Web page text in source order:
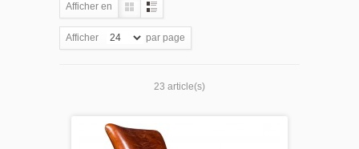
Afficher en
Afficher par page
23 article(s)